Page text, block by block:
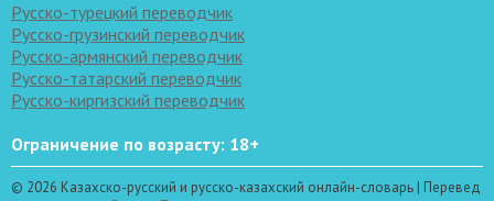
Русско-турецкий переводчик
Русско-грузинский переводчик
Русско-армянский переводчик
Русско-татарский переводчик
Русско-киргизский переводчик
Ограничение по возрасту: 18+
© 2026 Казахско-русский и русско-казахский онлайн-словарь | Перевед